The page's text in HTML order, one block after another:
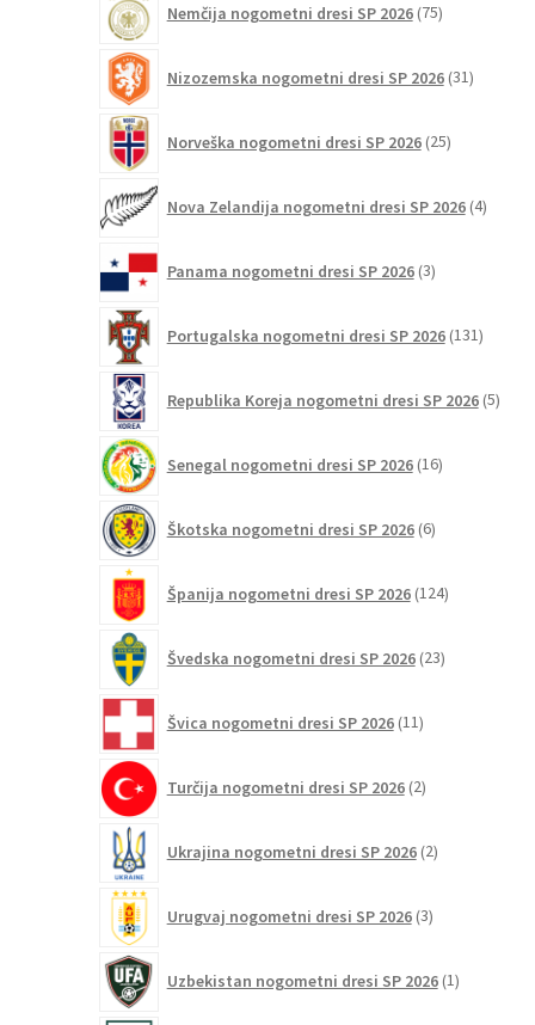
Nemčija nogometni dresi SP 2026 75izdelkov
Nizozemska nogometni dresi SP 2026 31izdelkov
Norveška nogometni dresi SP 2026 25izdelkov
Nova Zelandija nogometni dresi SP 2026 4izdelki
Panama nogometni dresi SP 2026 3izdelki
Portugalska nogometni dresi SP 2026 131
Republika Koreja nogometni dresi SP 2026 5
Senegal nogometni dresi SP 2026 16izdelkov
Škotska nogometni dresi SP 2026 6izdelkov
Španija nogometni dresi SP 2026 124izdelkov
Švedska nogometni dresi SP 2026 23izdelkov
Švica nogometni dresi SP 2026 11izdelkov
Turčija nogometni dresi SP 2026 2izdelka
Ukrajina nogometni dresi SP 2026 2izdelka
Urugvaj nogometni dresi SP 2026 3izdelki
Uzbekistan nogometni dresi SP 2026 1izdelek